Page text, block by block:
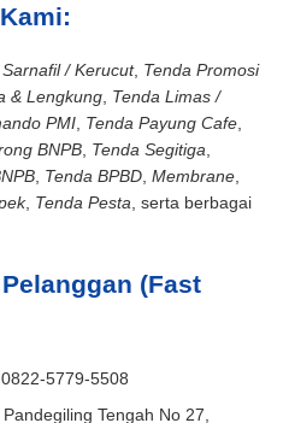
/ Kerucut, Tenda Promosi
& Lengkung Tenda Limas /
PMI Tenda Payung Cafe
BNPB Tenda Segitiga
Tenda BPBD Membrane
, Tenda Pesta , serta berbagai
(Fast
0822-5779-5508
Tengah No 27,